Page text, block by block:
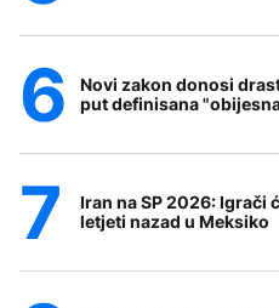
Novi zakon donosi
put definisana
Iran na SP 2026: Igrači
letjeti nazad u Meksiko